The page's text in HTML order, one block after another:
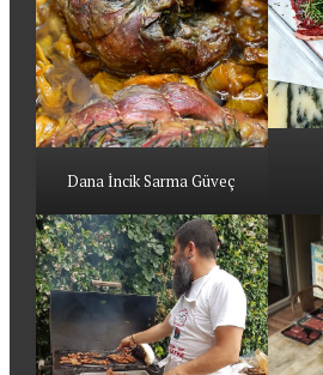
Dana İncik Sarma Güveç